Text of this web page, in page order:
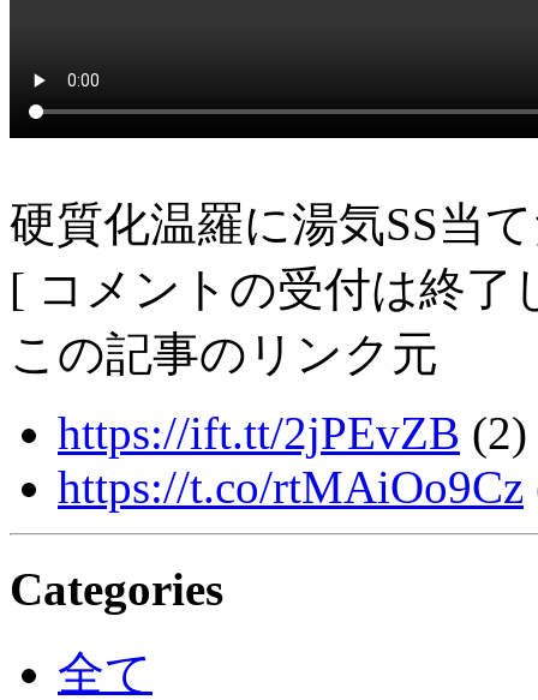
硬質化温羅に湯気SS当
[ コメントの受付は終了
この記事のリンク元
https://ift.tt/2jPEvZB (2)
https://t.co/rtMAiOo9Cz
Categories
全て